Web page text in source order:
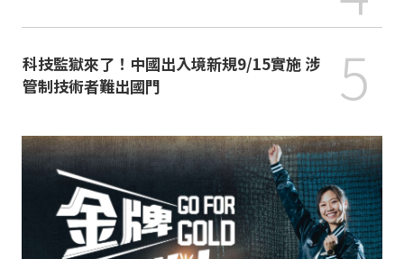
科技監獄來了！中國出入境新規9/15實施 涉
管制技術者難出國門
5